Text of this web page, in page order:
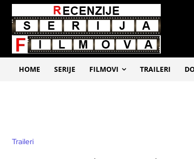
HOME SERIJE FILMOVI TRAILERI
Traileri